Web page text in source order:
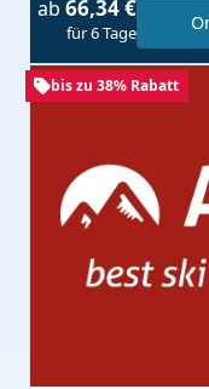
ab 66,34 €
für 6 Tage
bis zu 38% Rabatt